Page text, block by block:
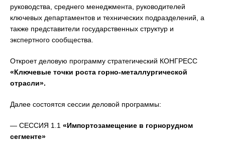
руководства, среднего менеджмента, руководителей
ключевых департаментов и технических подразделений, а
также представители государственных структур и
экспертного сообщества.
Откроет деловую программу стратегический КОНГРЕСС
«Ключевые точки роста горно-металлургической
отрасли».
Далее состоятся сессии деловой программы:
— СЕССИЯ 1.1 «Импортозамещение в горнорудном
сегменте»